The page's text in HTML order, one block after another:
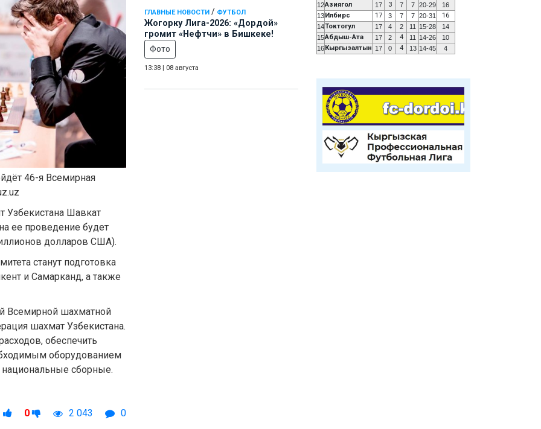
ГЛАВНЫЕ НОВОСТИ / ФУТБОЛ
Жогорку Лига-2026: «Дордой»
громит «Нефтчи» в Бишкеке!
Фото
13:38 08 августа
46-я Всемирная
Узбекистана Шавкат
ее проведение будет
долларов США).
станут подготовка
и Самарканд, а также
Всемирной шахматной
шахмат Узбекистана.
обеспечить
оборудованием
сборные.
0 2 043 0
12Азиягол 17 3 7 7 20-29
16
13 Илбирс 17 3 7 7 20-31 16
14Токтогул 17 4 2 11 15-28
14
15Абдыш-Ата 17 2 4 11 14-26
10
16 Кыргызалтын 17 0 4 13 14-45 4